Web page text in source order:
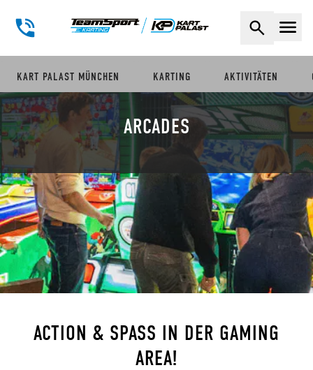
KART PALAST MÜNCHEN KARTING AKTIVITÄTEN
ARCADES
ACTION & SPASS IN DER GAMING A
REA!